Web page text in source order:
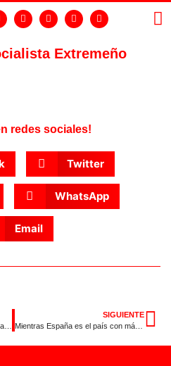
Extremeño
redes sociales!
Twitter
WhatsApp
Email
SIGUIENTE